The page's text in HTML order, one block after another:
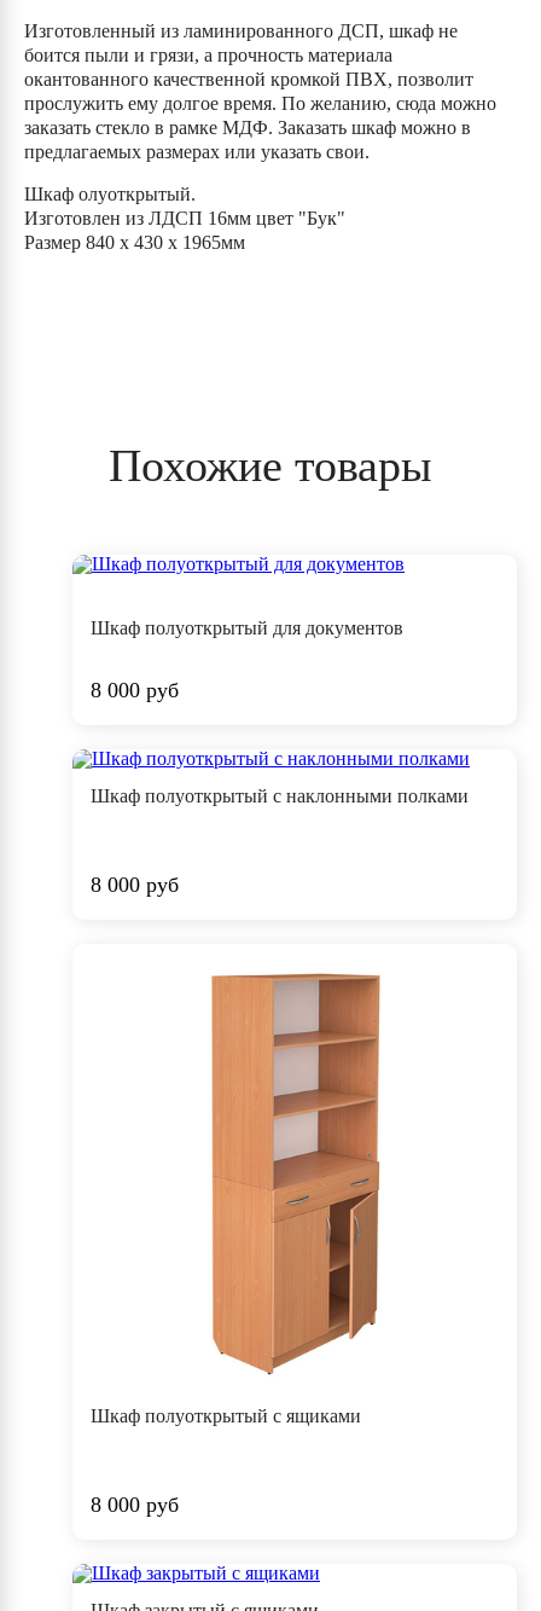
Изготовленный из ламинированного ДСП, шкаф не
боится пыли и грязи, а прочность материала
окантованного качественной кромкой ПВХ, позволит
прослужить ему долгое время. По желанию, сюда можно
заказать стекло в рамке МДФ. Заказать шкаф можно в
предлагаемых размерах или указать свои.
Шкаф олуоткрытый.
Изготовлен из ЛДСП 16мм цвет "Бук"
Размер 840 х 430 х 1965мм
Похожие товары
Шкаф полуоткрытый для документов
8 000 руб
Шкаф полуоткрытый с наклонными полками
8 000 руб
Шкаф полуоткрытый с ящиками
8 000 руб